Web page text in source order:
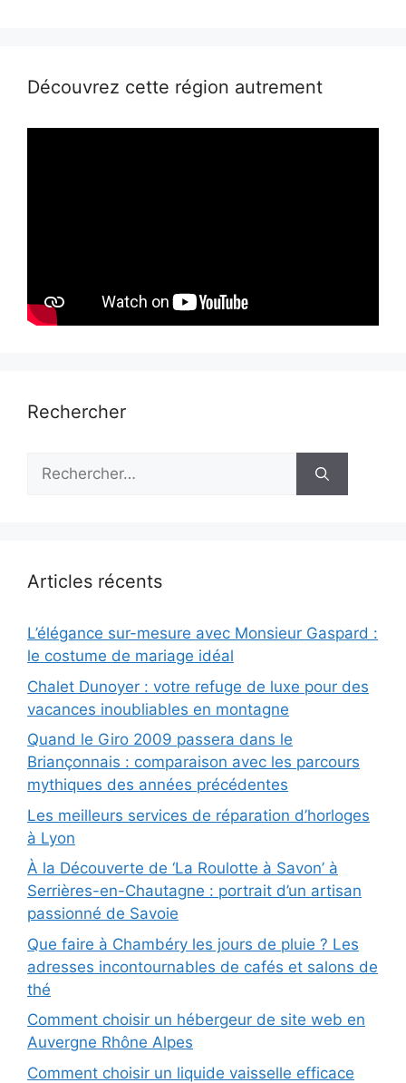
Découvrez cette région autrement
Rechercher
Rechercher :
Articles récents
L’élégance sur-mesure avec Monsieur Gaspard :
le costume de mariage idéal
Chalet Dunoyer : votre refuge de luxe pour des
vacances inoubliables en montagne
Quand le Giro 2009 passera dans le
Briançonnais : comparaison avec les parcours
mythiques des années précédentes
Les meilleurs services de réparation d’horloges
à Lyon
À la Découverte de ‘La Roulotte à Savon’ à
Serrières-en-Chautagne : portrait d’un artisan
passionné de Savoie
Que faire à Chambéry les jours de pluie ? Les
adresses incontournables de cafés et salons de
thé
Comment choisir un hébergeur de site web en
Auvergne Rhône Alpes
Comment choisir un liquide vaisselle efficace